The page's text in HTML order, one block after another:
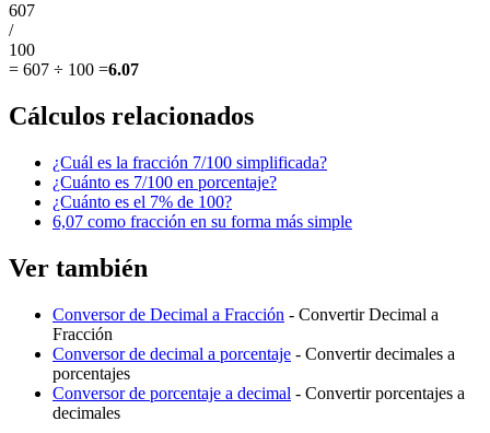
607
/
100
= 607 ÷ 100 =6.07
Cálculos relacionados
¿Cuál es la fracción 7/100 simplificada?
¿Cuánto es 7/100 en porcentaje?
¿Cuánto es el 7% de 100?
6,07 como fracción en su forma más simple
Ver también
Conversor de Decimal a Fracción - Convertir Decimal a
Fracción
Conversor de decimal a porcentaje - Convertir decimales a
porcentajes
Conversor de porcentaje a decimal - Convertir porcentajes a
decimales